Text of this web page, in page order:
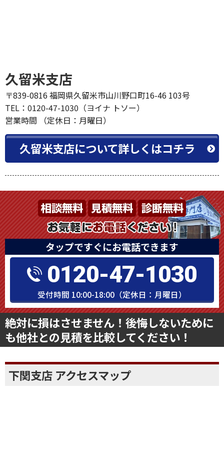
久留米支店
〒839-0816 福岡県久留米市山川野口町16-46 103号
TEL：0120-47-1030（ヨイナ トソー）
営業時間 （定休日：月曜日）
久留米支店について詳しくはコチラ
タップですぐにお電話できます
0120-47-1030
受付時間 10:00-18:00（定休日：月曜日）
絶対に損はさせません！後悔しないために
も他社との見積を比較してください！
下関支店 アクセスマップ